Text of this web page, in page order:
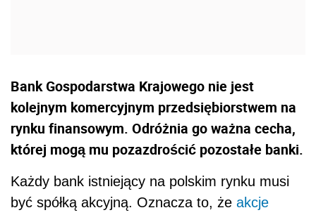
Bank Gospodarstwa Krajowego nie jest
kolejnym komercyjnym przedsiębiorstwem na
rynku finansowym. Odróżnia go ważna cecha,
której mogą mu pozazdrościć pozostałe banki.
Każdy bank istniejący na polskim rynku musi
być spółką akcyjną. Oznacza to, że akcje